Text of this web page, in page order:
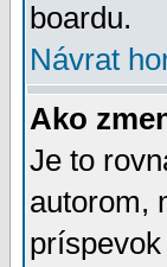
boardu.
Návrat
Ako
Je to
autorom,